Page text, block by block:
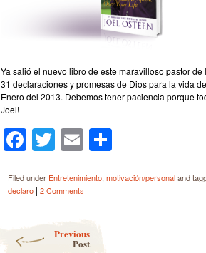
Ya salió el nuevo libro de este maravilloso pastor
31 declaraciones y promesas de Dios para la vida
Enero del 2013. Debemos tener paciencia porque
Joel!
Facebook
Twitter
Email
Filed under Entretenimiento, motivación/personaland
declaro | 2 Comments
Previous
Post